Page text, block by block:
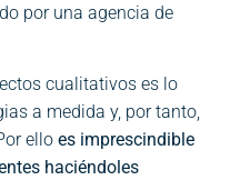
por una agencia de
cualitativos es lo
a medida y, por tanto,
elloes imprescindible
haciéndoles